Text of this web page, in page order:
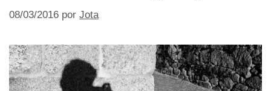
08/03/2016 por Jota